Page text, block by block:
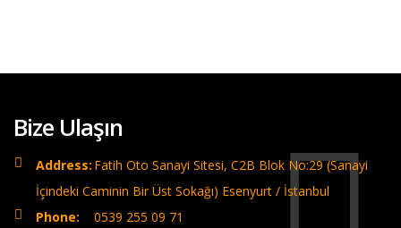
Bize Ulaşın
Address: Fatih Oto Sanayi Sitesi, C2B Blok No:29 (Sanayi
İçindeki Caminin Bir Üst Sokağı) Esenyurt / İstanbul
Phone:
0539 255 09 71